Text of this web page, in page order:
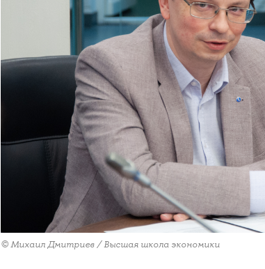
© Михаил Дмитриев / Высшая школа экономики